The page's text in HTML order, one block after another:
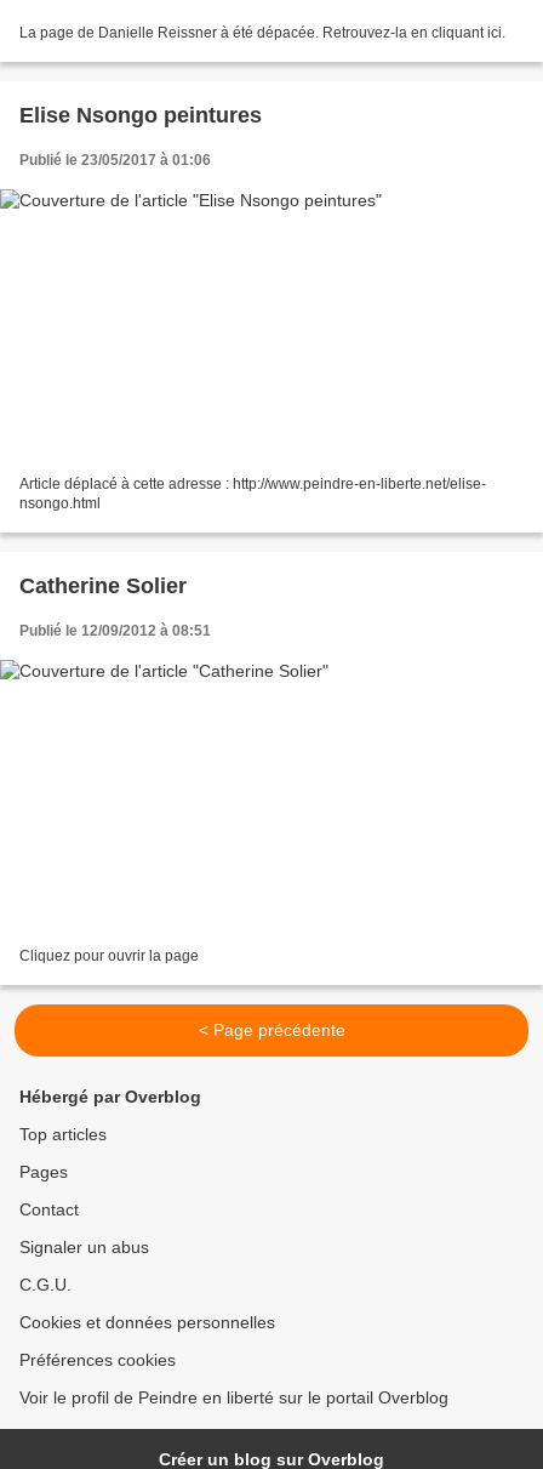
La page de Danielle Reissner à été dépacée. Retrouvez-la en cliquant ici.
Elise Nsongo peintures
Publié le 23/05/2017 à 01:06
Article déplacé à cette adresse : http://www.peindre-en-liberte.net/elise-
nsongo.html
Catherine Solier
Publié le 12/09/2012 à 08:51
Cliquez pour ouvrir la page
< Page précédente
Hébergé par Overblog
Top articles
Pages
Contact
Signaler un abus
C.G.U.
Cookies et données personnelles
Préférences cookies
Voir le profil de Peindre en liberté sur le portail Overblog
Créer un blog sur Overblog